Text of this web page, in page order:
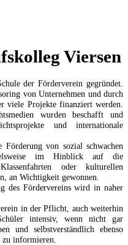
Viersen
der Förderverein gegründet.
von Unternehmen und durch
viele Projekte finanziert werden.
wurden beschafft und
und internationale
von sozial schwachen
im Hinblick auf die
oder kulturellen
an Wichtigkeit gewonnen.
des Fördervereins wird in naher
in der Pflicht, auch weiterhin
intensiv, wenn nicht gar
und selbstverständlich ebenso
informieren.